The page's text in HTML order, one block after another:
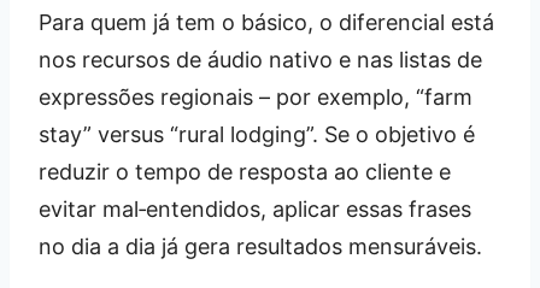
Para quem já tem o básico, o diferencial está
nos recursos de áudio nativo e nas listas de
expressões regionais – por exemplo, “farm
stay” versus “rural lodging”. Se o objetivo é
reduzir o tempo de resposta ao cliente e
evitar mal‑entendidos, aplicar essas frases
no dia a dia já gera resultados mensuráveis.